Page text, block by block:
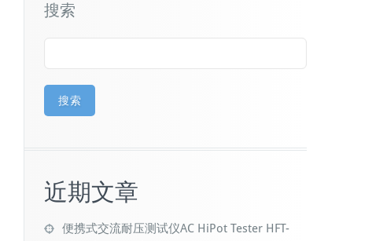
搜索
搜索
近期文章
便携式交流耐压测试仪AC HiPot Tester HFT-